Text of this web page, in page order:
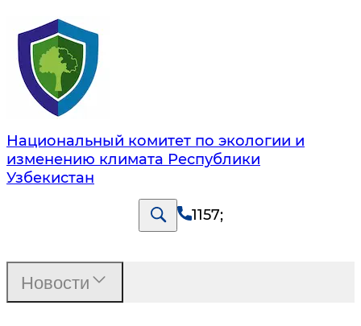
Национальный комитет по экологии и
изменению климата Республики
Узбекистан
1157;
Новости